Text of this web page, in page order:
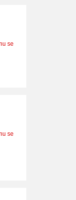
se
se